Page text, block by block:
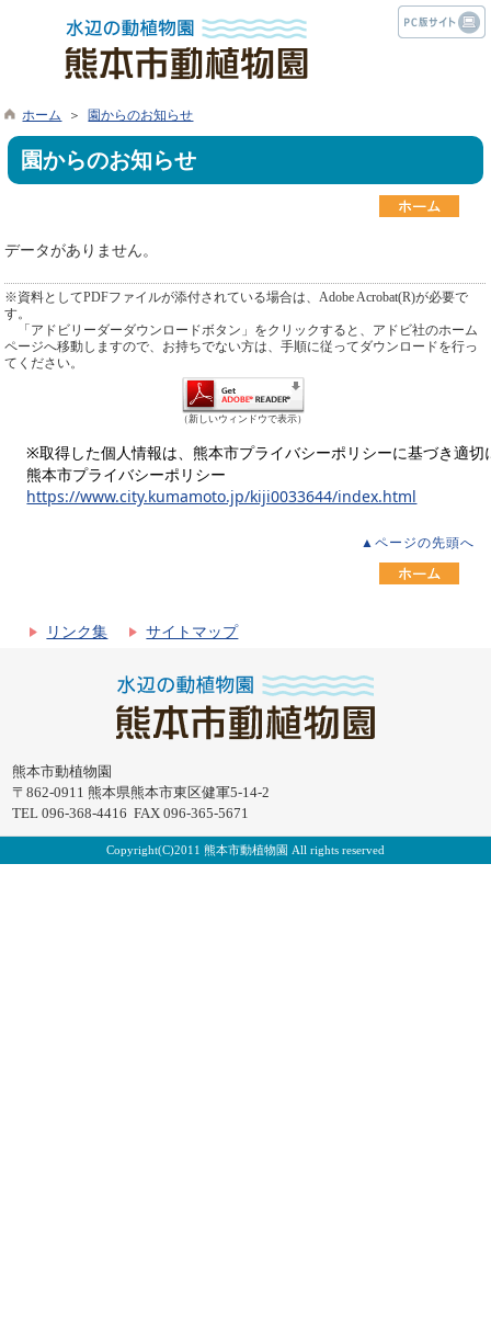
ホーム ＞ 園からのお知らせ
園からのお知らせ
データがありません。
※資料としてPDFファイルが添付されている場合は、Adobe Acrobat(R)が必要で
す。
「アドビリーダーダウンロードボタン」をクリックすると、アドビ社のホーム
ページへ移動しますので、お持ちでない方は、手順に従ってダウンロードを行っ
てください。
（新しいウィンドウで表示）
※取得した個人情報は、熊本市プライバシーポリシーに基づき適切
熊本市プライバシーポリシー
https://www.city.kumamoto.jp/kiji0033644/index.html
▲ページの先頭へ
リンク集 サイトマップ
熊本市動植物園
〒862-0911 熊本県熊本市東区健軍5-14-2
TEL 096-368-4416 FAX 096-365-5671
Copyright(C)2011 熊本市動植物園 All rights reserved